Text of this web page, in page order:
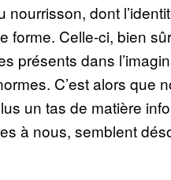
dont
forme. Celle-ci, bien
présents dans
C’est alors
un tas de matière
à nous, semblent